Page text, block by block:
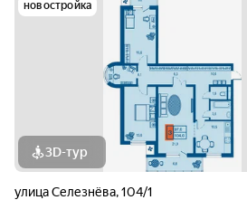
новостройка
3D-тур
улица Селезнёва,104/1